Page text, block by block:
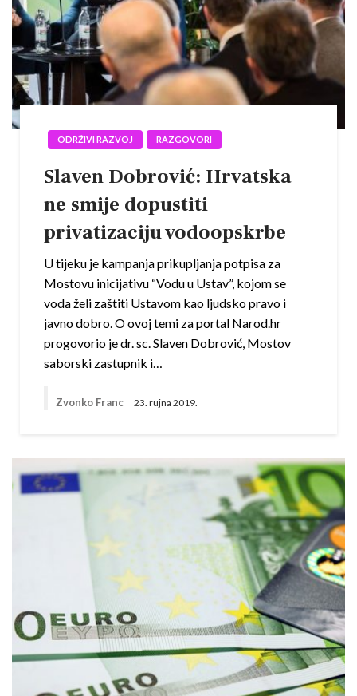
ODRŽIVI RAZVOJ RAZGOVORI
Slaven Dobrović: Hrvatska
ne smije dopustiti
privatizaciju vodoopskrbe
U tijeku je kampanja prikupljanja potpisa za
Mostovu inicijativu “Vodu u Ustav”, kojom se
voda želi zaštiti Ustavom kao ljudsko pravo i
javno dobro. O ovoj temi za portal Narod.hr
progovorio je dr. sc. Slaven Dobrović, Mostov
saborski zastupnik i…
Zvonko Franc 23. rujna 2019.